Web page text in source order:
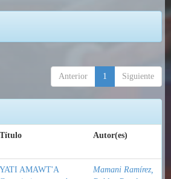
Anterior 1 Siguiente
Título Autor(es)
YATI AMAWT'A
Mamani Ramírez,